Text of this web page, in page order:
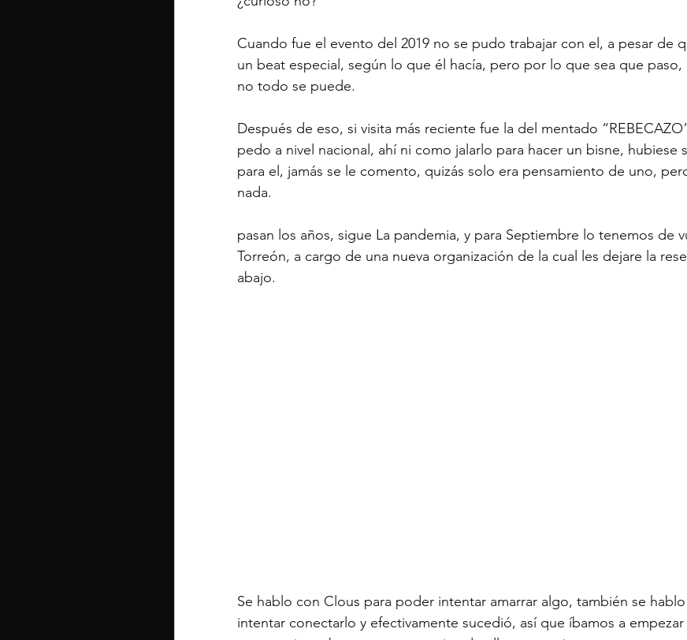
Cuando fue el evento del 2019 no se pudo trabajar con el, a pesar de
un beat especial, según lo que él hacía, pero por lo que sea que
no todo se puede.
Después de eso, si visita más reciente fue la del mentado
pedo a nivel nacional, ahí ni como jalarlo para hacer un bisne, hubiese
para el, jamás se le comento, quizás solo era pensamiento de uno,
nada.
pasan los años, sigue La pandemia, y para Septiembre lo tenemos de
Torreón, a cargo de una nueva organización de la cual les dejare la
abajo.
Se hablo con Clous para poder intentar amarrar algo, también se
intentar conectarlo y efectivamente sucedió, así que íbamos a